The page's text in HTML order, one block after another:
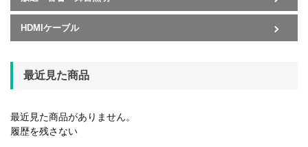
HDMIケーブル
最近見た商品
最近見た商品がありません。
履歴を残さない